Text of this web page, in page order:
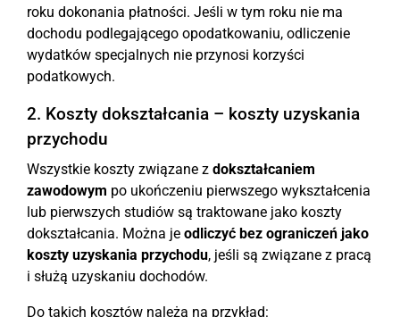
roku dokonania płatności. Jeśli w tym roku nie ma
dochodu podlegającego opodatkowaniu, odliczenie
wydatków specjalnych nie przynosi korzyści
podatkowych.
2. Koszty dokształcania – koszty uzyskania
przychodu
Wszystkie koszty związane z dokształcaniem
zawodowym po ukończeniu pierwszego wykształcenia
lub pierwszych studiów są traktowane jako koszty
dokształcania. Można je odliczyć bez ograniczeń jako
koszty uzyskania przychodu, jeśli są związane z pracą
i służą uzyskaniu dochodów.
Do takich kosztów należą na przykład: